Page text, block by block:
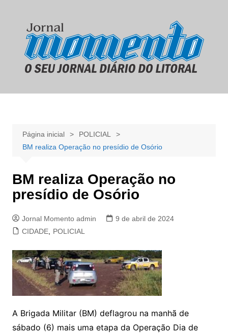
conteúdo
Página inicial
POLICIAL
BM realiza Operação no presídio de Osório
BM realiza Operação no
presídio de Osório
Jornal Momento admin
9 de abril de 2024
CIDADE, POLICIAL
A Brigada Militar (BM) deflagrou na manhã de
sábado (6) mais uma etapa da Operação Dia de